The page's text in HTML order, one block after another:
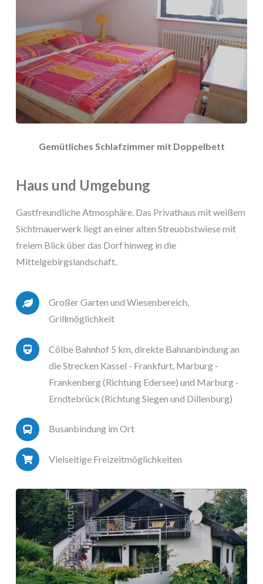
Gemütliches Schlafzimmer mit Doppelbett
Haus und Umgebung
Gastfreundliche Atmosphäre. Das Privathaus mit weißem
Sichtmauerwerk liegt an einer alten Streuobstwiese mit
freiem Blick über das Dorf hinweg in die
Mittelgebirgslandschaft.
Großer Garten und Wiesenbereich,
Grillmöglichkeit
Cölbe Bahnhof 5 km, direkte Bahnanbindung an
die Strecken Kassel - Frankfurt, Marburg -
Frankenberg (Richtung Edersee) und Marburg -
Erndtebrück (Richtung Siegen und Dillenburg)
Busanbindung im Ort
Vielseitige Freizeitmöglichkeiten